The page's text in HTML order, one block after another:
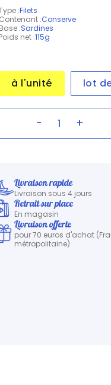
:Filets
Contenant :Conserve
Base :Sardines
Poids net :115g
à l'unité lot
- +
Livraison rapide
Livraison sous 4 jours
Retrait sur place
En magasin
Livraison offerte
pour 70 euros d'achat
métropolitaine)